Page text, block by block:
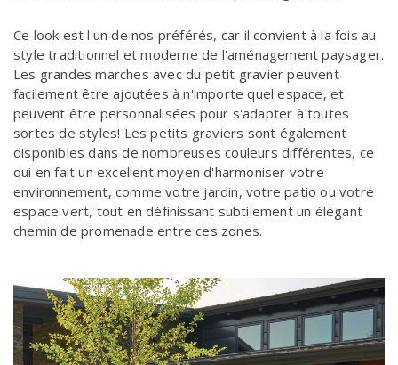
Ce look est l'un de nos préférés, car il convient à la fois au
style traditionnel et moderne de l'aménagement paysager.
Les grandes marches avec du petit gravier peuvent
facilement être ajoutées à n'importe quel espace, et
peuvent être personnalisées pour s'adapter à toutes
sortes de styles! Les petits graviers sont également
disponibles dans de nombreuses couleurs différentes, ce
qui en fait un excellent moyen d'harmoniser votre
environnement, comme votre jardin, votre patio ou votre
espace vert, tout en définissant subtilement un élégant
chemin de promenade entre ces zones.